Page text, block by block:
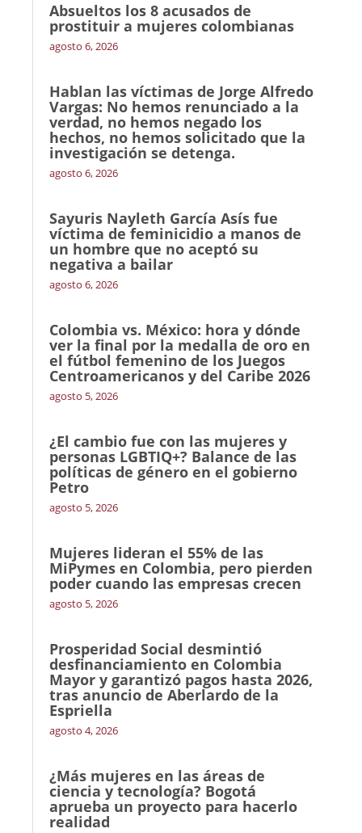
Absueltos los 8 acusados de
prostituir a mujeres colombianas
agosto 6, 2026
Hablan las víctimas de Jorge Alfredo
Vargas: No hemos renunciado a la
verdad, no hemos negado los
hechos, no hemos solicitado que la
investigación se detenga.
agosto 6, 2026
Sayuris Nayleth García Asís fue
víctima de feminicidio a manos de
un hombre que no aceptó su
negativa a bailar
agosto 6, 2026
Colombia vs. México: hora y dónde
ver la final por la medalla de oro en
el fútbol femenino de los Juegos
Centroamericanos y del Caribe 2026
agosto 5, 2026
¿El cambio fue con las mujeres y
personas LGBTIQ+? Balance de las
políticas de género en el gobierno
Petro
agosto 5, 2026
Mujeres lideran el 55% de las
MiPymes en Colombia, pero pierden
poder cuando las empresas crecen
agosto 5, 2026
Prosperidad Social desmintió
desfinanciamiento en Colombia
Mayor y garantizó pagos hasta 2026,
tras anuncio de Aberlardo de la
Espriella
agosto 4, 2026
¿Más mujeres en las áreas de
ciencia y tecnología? Bogotá
aprueba un proyecto para hacerlo
realidad